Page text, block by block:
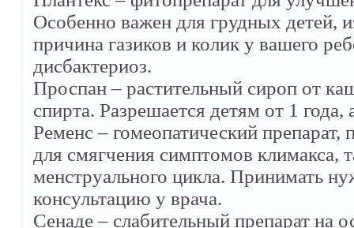
Особенно важен для грудных детей,
причина газиков и колик у вашего
дисбактериоз.
Проспан – растительный сироп от
спирта. Разрешается детям от 1
Ременс – гомеопатический
для смягчения симптомов
менструального цикла. Принимать
консультацию у врача.
Сенаде – слабительный препарат на